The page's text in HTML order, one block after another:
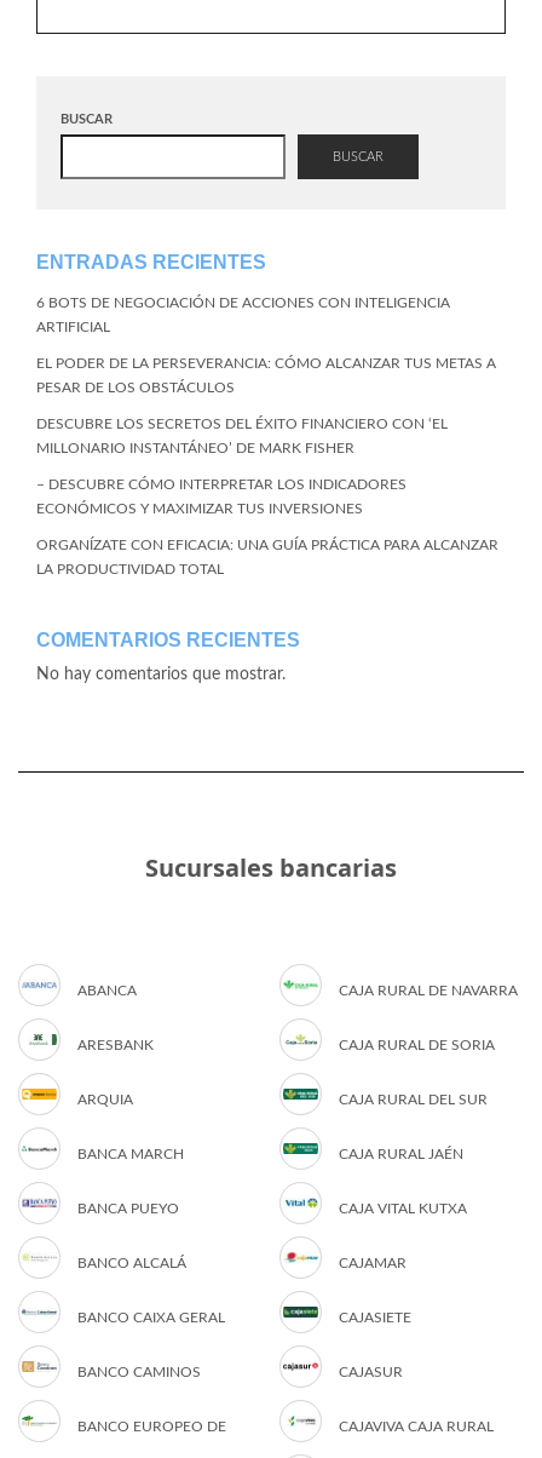
BUSCAR
BUSCAR
ENTRADAS RECIENTES
6 BOTS DE NEGOCIACIÓN DE ACCIONES CON INTELIGENCIA
ARTIFICIAL
EL PODER DE LA PERSEVERANCIA: CÓMO ALCANZAR TUS METAS A
PESAR DE LOS OBSTÁCULOS
DESCUBRE LOS SECRETOS DEL ÉXITO FINANCIERO CON ‘EL
MILLONARIO INSTANTÁNEO’ DE MARK FISHER
– DESCUBRE CÓMO INTERPRETAR LOS INDICADORES
ECONÓMICOS Y MAXIMIZAR TUS INVERSIONES
ORGANÍZATE CON EFICACIA: UNA GUÍA PRÁCTICA PARA ALCANZAR
LA PRODUCTIVIDAD TOTAL
COMENTARIOS RECIENTES
No hay comentarios que mostrar.
Sucursales bancarias
ABANCA
ARESBANK
ARQUIA
BANCA MARCH
BANCA PUEYO
BANCO ALCALÁ
BANCO CAIXA GERAL
BANCO CAMINOS
BANCO EUROPEO DE
CAJA RURAL DE NAVARRA
CAJA RURAL DE SORIA
CAJA RURAL DEL SUR
CAJA RURAL JAÉN
CAJA VITAL KUTXA
CAJAMAR
CAJASIETE
CAJASUR
CAJAVIVA CAJA RURAL